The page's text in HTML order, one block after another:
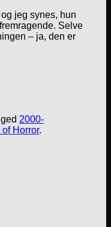
jeg synes, hun
Selve
– ja, den er
2000-
of Horror.